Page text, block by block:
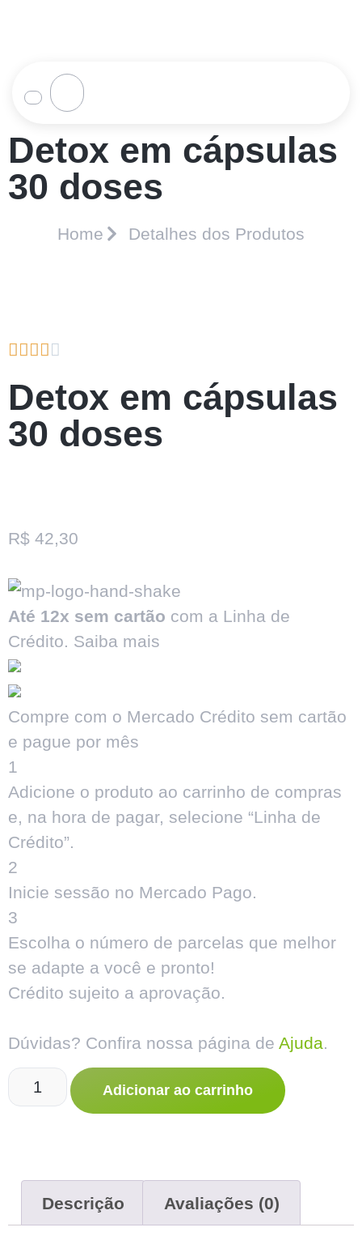
Detox em cápsulas
30 doses
Home Detalhes dos Produtos

Detox em cápsulas
30 doses
R$ 42,30
Até 12x sem cartão com a Linha de
Crédito. Saiba mais
Compre com o Mercado Crédito sem cartão
e pague por mês
1
Adicione o produto ao carrinho de compras
e, na hora de pagar, selecione “Linha de
Crédito”.
2
Inicie sessão no Mercado Pago.
3
Escolha o número de parcelas que melhor
se adapte a você e pronto!
Crédito sujeito a aprovação.
Dúvidas? Confira nossa página de Ajuda.
Adicionar ao carrinho
Descrição Avaliações (0)